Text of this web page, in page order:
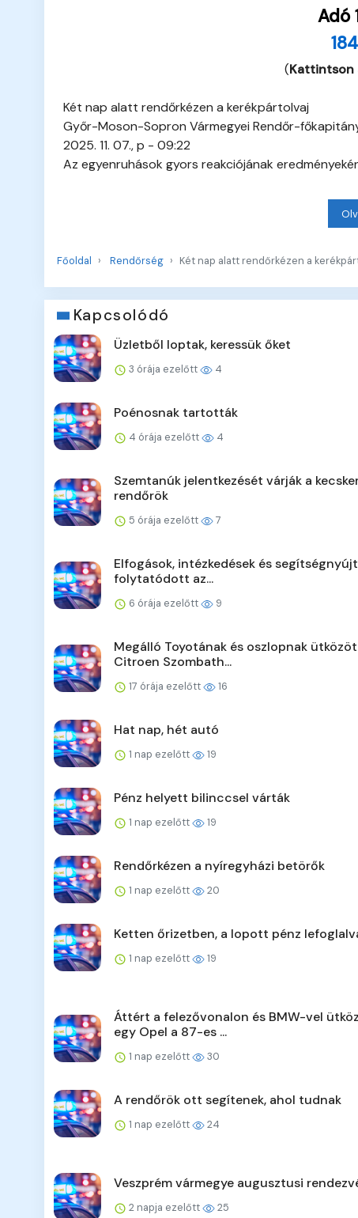
Adó
(Kattintson
Két nap alatt rendőrkézen a kerékpártolvaj
Győr-Moson-Sopron Vármegyei Rendőr-
2025. 11. 07., p - 09:22
Az egyenruhások gyors reakciójának
Főoldal Rendőrség Két nap alatt rendőrkézen a
Kapcsolódó
Üzletből loptak, keressük őket
3 órája ezelőtt 4
Poénosnak tartották
4 órája ezelőtt 4
Szemtanúk jelentkezését várják a
rendőrök
5 órája ezelőtt 7
Elfogások, intézkedések és
folytatódott az...
6 órája ezelőtt 9
Megálló Toyotának és oszlopnak
Citroen Szombath...
17 órája ezelőtt 16
Hat nap, hét autó
1 nap ezelőtt 19
Pénz helyett bilinccsel várták
1 nap ezelőtt 19
Rendőrkézen a nyíregyházi betörők
1 nap ezelőtt 20
Ketten őrizetben, a lopott pénz
1 nap ezelőtt 19
Áttért a felezővonalon és BMW-vel
egy Opel a 87-es ...
1 nap ezelőtt 30
A rendőrök ott segítenek, ahol tudnak
1 nap ezelőtt 24
Veszprém vármegye augusztusi
2 napja ezelőtt 25